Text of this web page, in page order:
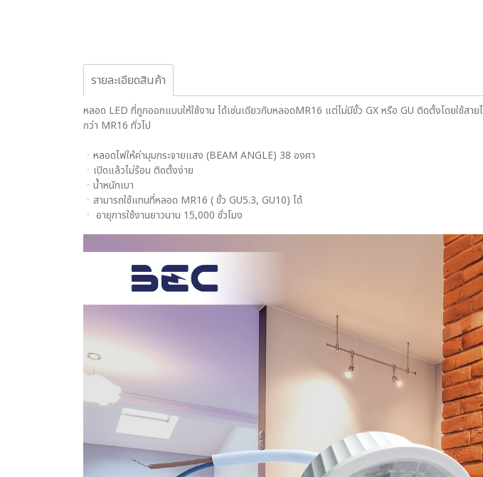
รายละเอียดสินค้า
หลอด LED ที่ถูกออกแบบให้ใช้งาน ได้เช่นเดียวกับหลอดMR16 แต่ไม่มีขั้ว GX หรือ GU ติดตั้งโดยใช้
กว่า MR16 ทั่วไป
ㆍหลอดไฟให้ค่ามุมกระจายแสง (BEAM ANGLE) 38 องศา
ㆍเปิดแล้วไม่ร้อน ติดตั้งง่าย
ㆍน้ำหนักเบา
ㆍสามารถใช้แทนที่หลอด MR16 ( ขั้ว GU5.3, GU10) ได้
ㆍ อายุการใช้งานยาวนาน 15,000 ชั่วโมง